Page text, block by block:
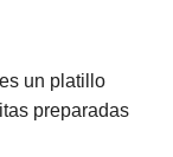
un platillo
preparadas